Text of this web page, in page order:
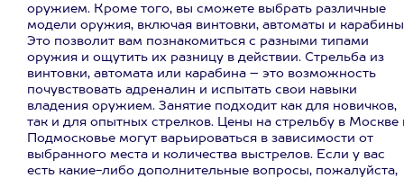
оружием. Кроме того, вы сможете выбрать различные
модели оружия, включая винтовки, автоматы и
Это позволит вам познакомиться с разными типами
оружия и ощутить их разницу в действии. Стрельба из
винтовки, автомата или карабина – это возможность
почувствовать адреналин и испытать свои навыки
владения оружием. Занятие подходит как для новичков,
так и для опытных стрелков. Цены на стрельбу в Москве
Подмосковье могут варьироваться в зависимости от
выбранного места и количества выстрелов. Если у вас
есть какие-либо дополнительные вопросы, пожалуйста,